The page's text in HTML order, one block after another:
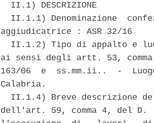
  II.1) DESCRIZIONE
II.1.1) Denominazione
aggiudicatrice : ASR 32/16
II.1.2) Tipo di appalto e
ai sensi degli artt. 53,
163/06  e  ss.mm.ii..  -
Calabria.
II.1.4) Breve descrizione
dell'art. 59, comma 4, del